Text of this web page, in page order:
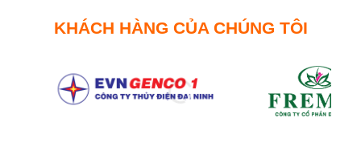
KHÁCH HÀNG CỦA CHÚNG TÔI